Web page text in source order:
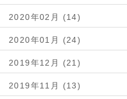
2020年02月 (14)
2020年01月 (24)
2019年12月 (21)
2019年11月 (13)